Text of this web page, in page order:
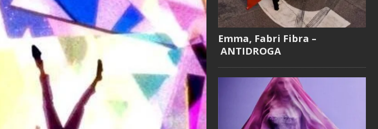
Emma, Fabri Fibra –
ANTIDROGA